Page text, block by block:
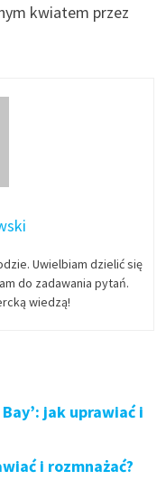
kwiatem przez
Uwielbiam dzielić się
do zadawania pytań.
wiedzą!
jak uprawiać i
i rozmnażać?